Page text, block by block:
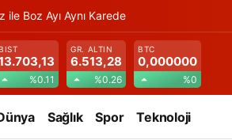
ile Boz Ayı Aynı Karede
BIST
%0.11
GR. ALTIN
6.513,28
%0.26
BTC
0,000000
%0
Sağlık Spor Teknoloji